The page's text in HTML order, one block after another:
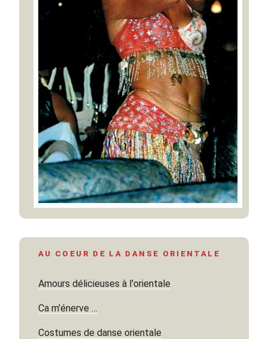
AU COEUR DE LA DANSE ORIENTALE
Amours délicieuses à l'orientale
Ca m'énerve …
Costumes de danse orientale